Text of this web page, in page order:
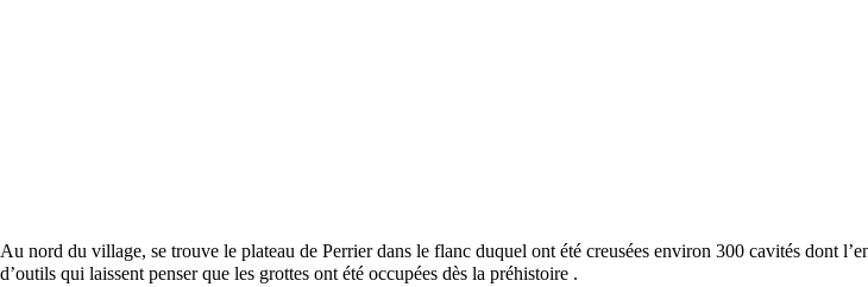
Au nord du village, se trouve le plateau de Perrier dans le flanc duquel ont été creusées environ 300 cavités dont
d’outils qui laissent penser que les grottes ont été occupées dès la préhistoire .